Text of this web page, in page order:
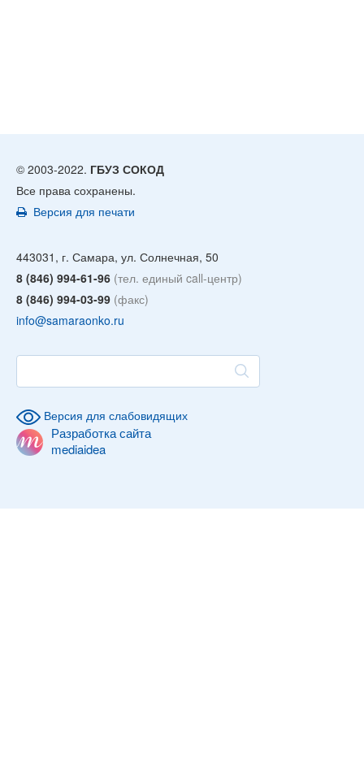
© 2003-2022. ГБУЗ СОКОД
Все права сохранены.
Версия для печати
443031, г. Самара, ул. Солнечная, 50
8 (846) 994-61-96 (тел. единый call-центр)
8 (846) 994-03-99 (факс)
info@samaraonko.ru
Версия для слабовидящих
Разработка сайта
mediaidea